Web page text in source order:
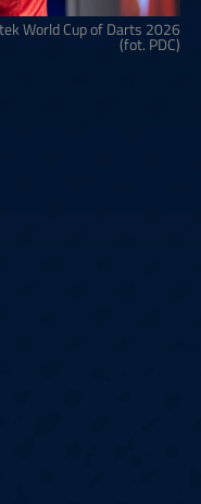
World Cup of Darts 2026
(fot. PDC)